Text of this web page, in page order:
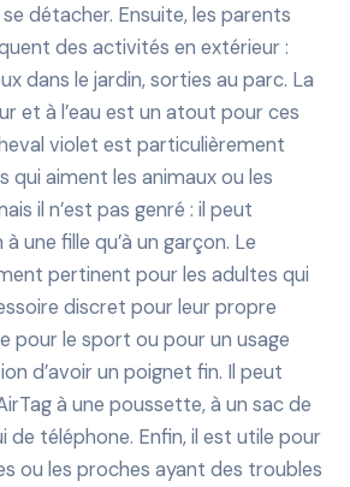
détacher. Ensuite, les parents
des activités en extérieur :
dans le jardin, sorties au parc. La
et à l’eau est un atout pour ces
violet est particulièrement
qui aiment les animaux ou les
il n’est pas genré : il peut
une fille qu’à un garçon. Le
pertinent pour les adultes qui
discret pour leur propre
pour le sport ou pour un usage
d’avoir un poignet fin. Il peut
à une poussette, à un sac de
de téléphone. Enfin, il est utile pour
ou les proches ayant des troubles